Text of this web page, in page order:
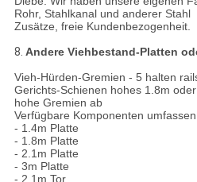
Rohr, Stahlkanal und anderer Stahl
Zusätze, freie Kundenbezogenheit.
8. Andere Viehbestand-Platten
Vieh-Hürden-Gremien - 5 halten
Gerichts-Schienen hohes 1.8m
hohe Gremien ab
Verfügbare Komponenten
- 1.4m Platte
- 1.8m Platte
- 2.1m Platte
- 3m Platte
- 2.1m Tor